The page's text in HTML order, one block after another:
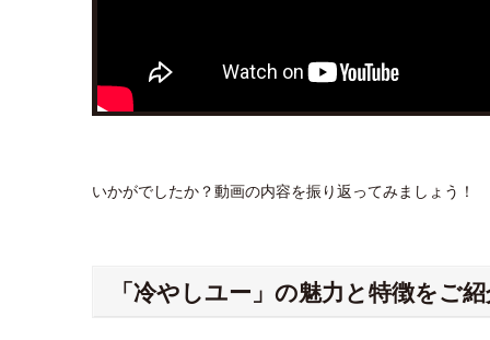
いかがでしたか？動画の内容を振り返ってみましょう！
「冷やしユー」の魅力と特徴をご